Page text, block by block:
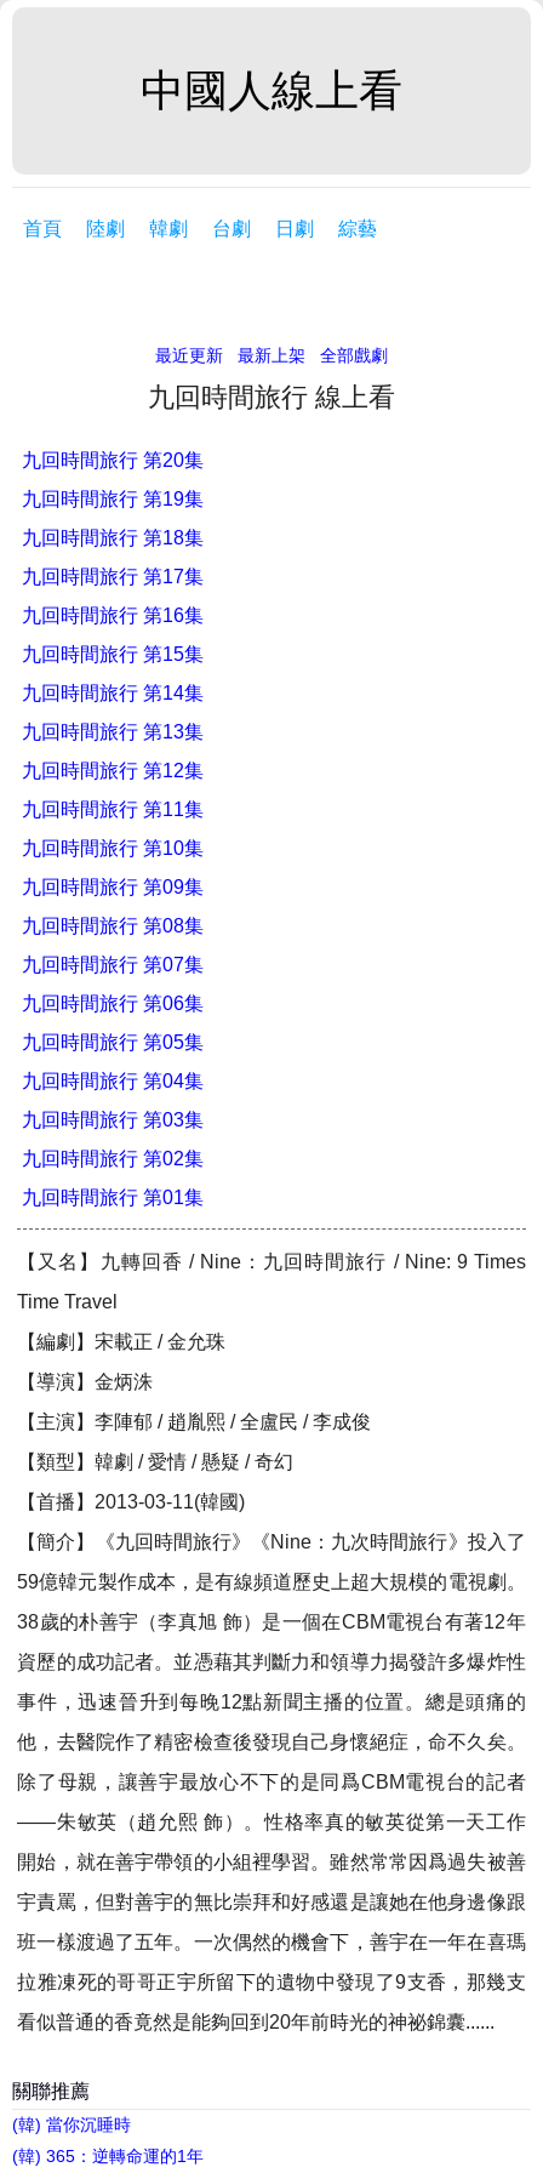
中國人線上看
首頁 陸劇 韓劇 台劇 日劇 綜藝
最近更新 最新上架 全部戲劇
九回時間旅行 線上看
九回時間旅行 第20集
九回時間旅行 第19集
九回時間旅行 第18集
九回時間旅行 第17集
九回時間旅行 第16集
九回時間旅行 第15集
九回時間旅行 第14集
九回時間旅行 第13集
九回時間旅行 第12集
九回時間旅行 第11集
九回時間旅行 第10集
九回時間旅行 第09集
九回時間旅行 第08集
九回時間旅行 第07集
九回時間旅行 第06集
九回時間旅行 第05集
九回時間旅行 第04集
九回時間旅行 第03集
九回時間旅行 第02集
九回時間旅行 第01集
【又名】九轉回香 / Nine：九回時間旅行 / Nine: 9 Times
Time Travel
【編劇】宋載正 / 金允珠
【導演】金炳洙
【主演】李陣郁 / 趙胤熙 / 全盧民 / 李成俊
【類型】韓劇 / 愛情 / 懸疑 / 奇幻
【首播】2013-03-11(韓國)
【簡介】《九回時間旅行》《Nine：九次時間旅行》投入了
59億韓元製作成本，是有線頻道歷史上超大規模的電視劇。
38歲的朴善宇（李真旭 飾）是一個在CBM電視台有著12年
資歷的成功記者。並憑藉其判斷力和領導力揭發許多爆炸性
事件，迅速晉升到每晚12點新聞主播的位置。總是頭痛的
他，去醫院作了精密檢查後發現自己身懷絕症，命不久矣。
除了母親，讓善宇最放心不下的是同爲CBM電視台的記者
——朱敏英（趙允熙 飾）。性格率真的敏英從第一天工作
開始，就在善宇帶領的小組裡學習。雖然常常因爲過失被善
宇責罵，但對善宇的無比崇拜和好感還是讓她在他身邊像跟
班一樣渡過了五年。一次偶然的機會下，善宇在一年在喜瑪
拉雅凍死的哥哥正宇所留下的遺物中發現了9支香，那幾支
看似普通的香竟然是能夠回到20年前時光的神祕錦囊......
關聯推薦
(韓) 當你沉睡時
(韓) 365：逆轉命運的1年